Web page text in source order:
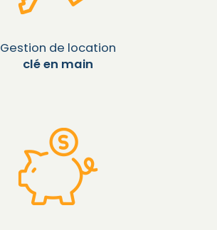
Gestion de location
clé en main